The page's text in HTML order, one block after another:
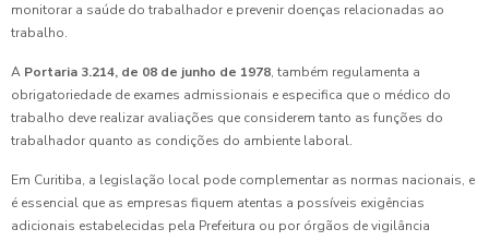
monitorar a saúde do trabalhador e prevenir doenças relacionadas ao
trabalho.
A Portaria 3.214, de 08 de junho de 1978, também regulamenta a
obrigatoriedade de exames admissionais e especifica que o médico do
trabalho deve realizar avaliações que considerem tanto as funções do
trabalhador quanto as condições do ambiente laboral.
Em Curitiba, a legislação local pode complementar as normas nacionais, e
é essencial que as empresas fiquem atentas a possíveis exigências
adicionais estabelecidas pela Prefeitura ou por órgãos de vigilância